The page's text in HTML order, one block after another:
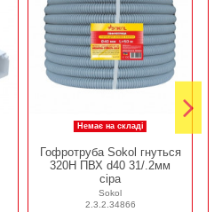
Немає на складі
Гофротруба Sokol гнуться
320Н ПВХ d40 31/.2мм
сіра
Sokol
2.3.2.34866